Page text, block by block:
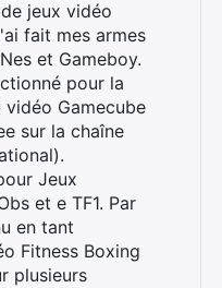
jeux vidéo
fait mes armes
et Gameboy.
pour la
Gamecube
sur la chaîne
Jeux
et e TF1. Par
en tant
Fitness Boxing
plusieurs